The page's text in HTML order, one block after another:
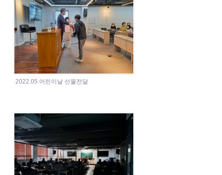
2022.05 어린이날 선물전달